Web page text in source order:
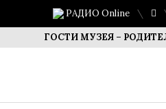
РАДИО Online
ГОСТИ МУЗЕЯ – РОДИТЕЛИ